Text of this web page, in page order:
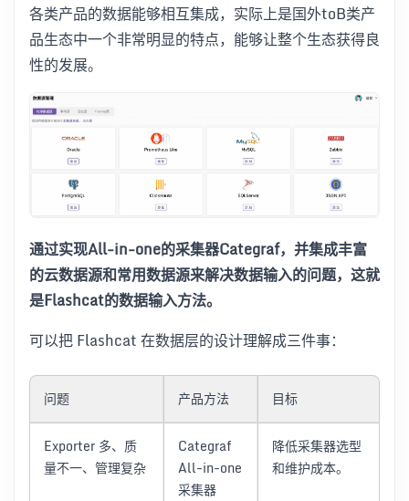
各类产品的数据能够相互集成，实际上是国外toB类产
品生态中一个非常明显的特点，能够让整个生态获得良
性的发展。
通过实现All-in-one的采集器Categraf，并集成丰富
的云数据源和常用数据源来解决数据输入的问题，这就
是Flashcat的数据输入方法。
可以把 Flashcat 在数据层的设计理解成三件事：
问题 产品方法 目标
Exporter 多、质
量不一、管理复杂
Categraf
All-in-one
采集器
降低采集器选型
和维护成本。